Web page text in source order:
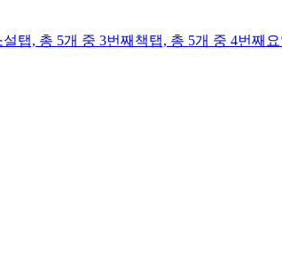
설탭, 총 5개 중 3번째 책탭, 총 5개 중 4번째